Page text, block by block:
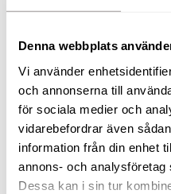
Denna webbplats
Vi använder
och annonserna till
för sociala medier och
vidarebefordrar även
information från din enhet
annons- och analysföretag
Dessa kan i sin tur
Rymlig och
med balkong i
Med attraktivt läge i
placerad mellan
finns denna rymliga
Det fria gavelläget